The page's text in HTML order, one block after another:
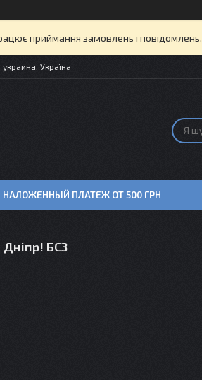
приймання замовлень і повідомлень.
украина, Україна
ПЛАТЕЖ ОТ 500 ГРН
БСЗ